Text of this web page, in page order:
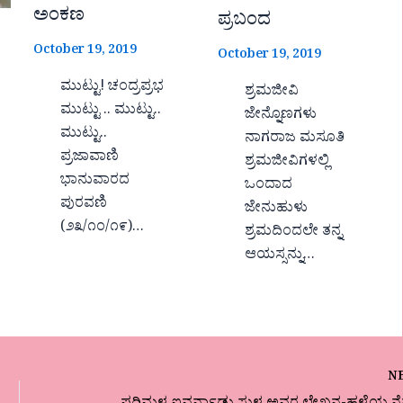
ಅಂಕಣ
October 19, 2019
ಮುಟ್ಟು! ಚಂದ್ರಪ್ರಭ
ಮುಟ್ಟು .. ಮುಟ್ಟು..
ಮುಟ್ಟು..
ಪ್ರಜಾವಾಣಿ
ಭಾನುವಾರದ
ಪುರವಣಿ
(೨೩/೧೦/೧೯)…
ಪ್ರಬಂದ
October 19, 2019
ಶ್ರಮಜೀವಿ
ಜೇನ್ನೊಣಗಳು
ನಾಗರಾಜ ಮಸೂತಿ
ಶ್ರಮಜೀವಿಗಳಲ್ಲಿ
ಒಂದಾದ
ಜೇನುಹುಳು
ಶ್ರಮದಿಂದಲೇ ತನ್ನ
ಆಯಸ್ಸನ್ನು…